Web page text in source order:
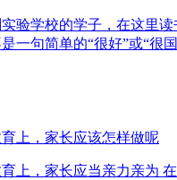
验学校的学子，在这里
一句简单的“很好”或“很
上，家长应该怎样做呢
上，家长应当亲力亲为